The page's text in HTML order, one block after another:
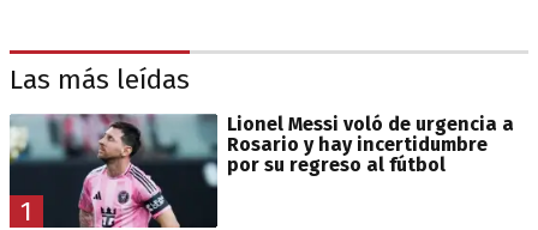
Las más leídas
1
Lionel Messi voló de urgencia a
Rosario y hay incertidumbre
por su regreso al fútbol